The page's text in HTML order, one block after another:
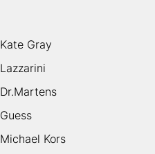
Kate Gray
Lazzarini
Dr.Martens
Guess
Michael Kors